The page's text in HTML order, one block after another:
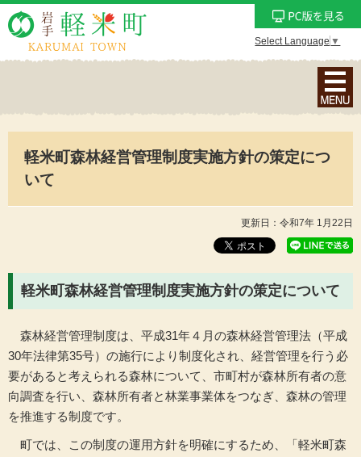
Select Language ▼
ナ
ビ
シ
メ
ニ
ュ
を
示
軽米町森林経営管理制度実施方針の策定につ
いて
更新日：令和7年 1月22日
軽米町森林経営管理制度実施方針の策定について
森林経営管理制度は、平成31年４月の森林経営管理法（平成
30年法律第35号）の施行により制度化され、経営管理を行う必
要があると考えられる森林について、市町村が森林所有者の意
向調査を行い、森林所有者と林業事業体をつなぎ、森林の管理
を推進する制度です。
町では、この制度の運用方針を明確にするため、「軽米町森